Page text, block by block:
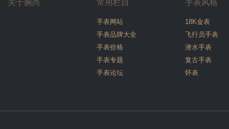
关于腕尚 常用栏目
手表网站
手表品牌大全
手表价格
手表专题
手表论坛
手表风格
18K金表
飞行员手表
潜水手表
复古手表
怀表